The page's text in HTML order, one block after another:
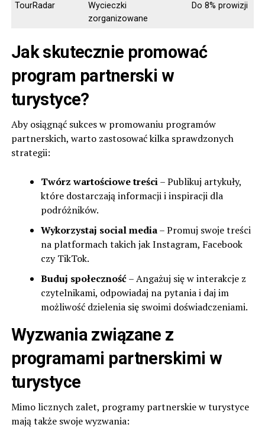
TourRadar
Wycieczki
zorganizowane
Do 8% prowizji
Jak skutecznie promować
program partnerski w
turystyce?
Aby osiągnąć sukces w promowaniu programów
partnerskich, warto zastosować kilka sprawdzonych
strategii:
Twórz wartościowe treści– Publikuj artykuły,
które dostarczają informacji i inspiracji dla
podróżników.
Wykorzystaj social media– Promuj swoje treści
na platformach takich jak Instagram, Facebook
czy TikTok.
Buduj społeczność– Angażuj się w interakcje z
czytelnikami, odpowiadaj na pytania i daj im
możliwość dzielenia się swoimi doświadczeniami.
Wyzwania związane z
programami partnerskimi w
turystyce
Mimo licznych zalet, programy partnerskie w turystyce
mają także swoje wyzwania: